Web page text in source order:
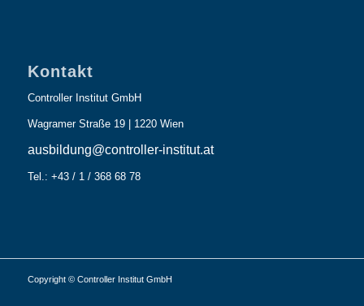
Kontakt
Controller Institut GmbH
Wagramer Straße 19 | 1220 Wien
ausbildung@controller-institut.at
Tel.: +43 / 1 / 368 68 78
Copyright © Controller Institut GmbH